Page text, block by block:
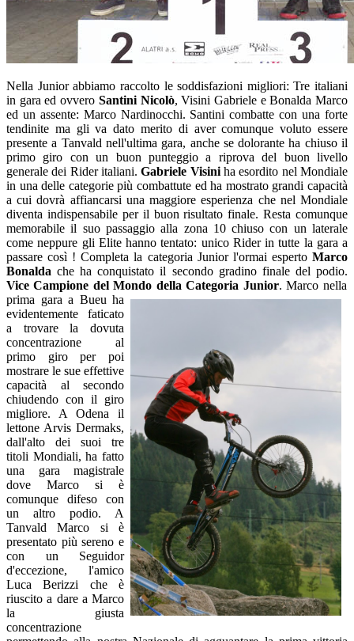
Nella Junior abbiamo raccolto le soddisfazioni migliori: Tre italiani
in gara ed ovvero Santini Nicolò, Visini Gabriele e Bonalda Marco
ed un assente: Marco Nardinocchi. Santini combatte con una forte
tendinite ma gli va dato merito di aver comunque voluto essere
presente a Tanvald nell'ultima gara, anche se dolorante ha chiuso il
primo giro con un buon punteggio a riprova del buon livello
generale dei Rider italiani.Gabriele Visiniha esordito nel Mondiale
in una delle categorie più combattute ed ha mostrato grandi capacità
a cui dovrà affiancarsi una maggiore esperienza che nel Mondiale
diventa indispensabile per il buon risultato finale. Resta comunque
memorabile il suo passaggio alla zona 10 chiuso con un laterale
come neppure gli Elite hanno tentato: unico Rider in tutte la gara a
passare così ! Completa la categoria Junior l'ormai esperto Marco
Bonalda che ha conquistato il secondo gradino finale del podio.
Vice Campione del Mondo della Categoria Junior.Marco nella
prima gara a Bueu ha
evidentemente faticato
a trovare la dovuta
concentrazione al
primo giro per poi
mostrare le sue effettive
capacità al secondo
chiudendo con il giro
migliore. A Odena il
lettone Arvis Dermaks,
dall'alto dei suoi tre
titoli Mondiali, ha fatto
una gara magistrale
dove Marco si è
comunque difeso con
un altro podio. A
Tanvald Marco si è
presentato più sereno e
con un Seguidor
d'eccezione, l'amico
Luca Berizzi che è
riuscito a dare a Marco
la giusta
concentrazione